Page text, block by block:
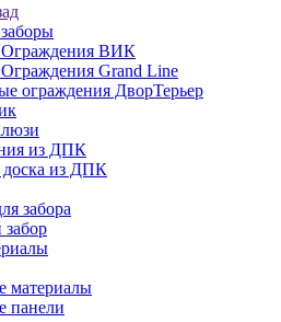
ВИК
Grand Line
ограждения ДворТерьер
из ДПК
доска из ДПК
забора
забор
материалы
панели